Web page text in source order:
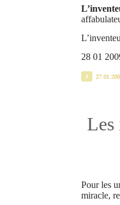
28 01
Les
Pour les
miracle,